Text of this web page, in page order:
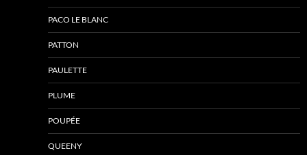
PACO LE BLANC
PATTON
PAULETTE
PLUME
POUPÉE
QUEENY